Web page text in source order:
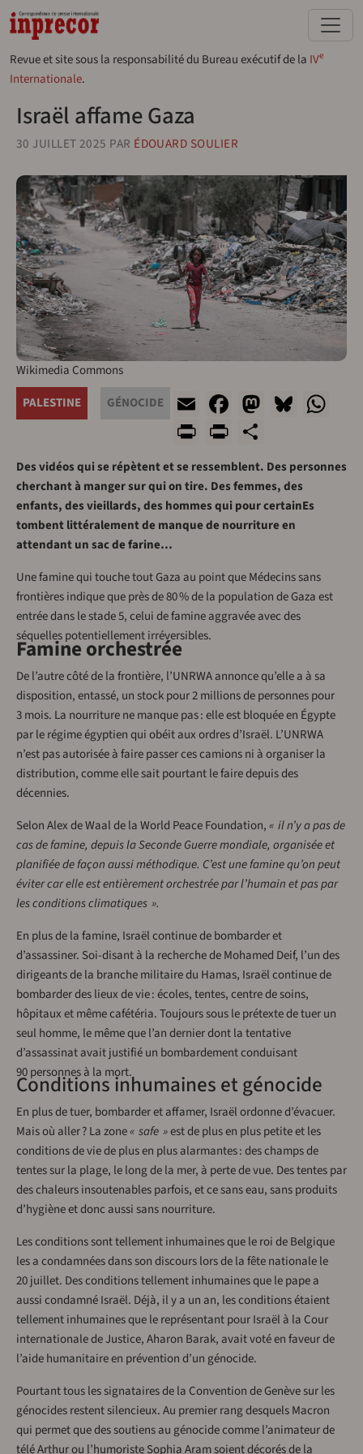
Aller au contenu principal
Revue et site sous la responsabilité du Bureau exécutif de la IVe
Internationale.
Israël affame Gaza
30 JUILLET 2025 PAR ÉDOUARD SOULIER
Wikimedia Commons
PALESTINE
GÉNOCIDE EmailFacebook
Print
Des vidéos qui se répètent et se ressemblent. Des personnes
cherchant à manger sur qui on tire. Des femmes, des
enfants, des vieillards, des hommes qui pour certainEs
tombent littéralement de manque de nourriture en
attendant un sac de farine…
Une famine qui touche tout Gaza au point que Médecins sans
frontières indique que près de 80 % de la population de Gaza est
entrée dans le stade 5, celui de famine aggravée avec des
séquelles potentiellement irréversibles.
Famine orchestrée
De l’autre côté de la frontière, l’UNRWA annonce qu’elle a à sa
disposition, entassé, un stock pour 2 millions de personnes pour
3 mois. La nourriture ne manque pas : elle est bloquée en Égypte
par le régime égyptien qui obéit aux ordres d’Israël. L’UNRWA
n’est pas autorisée à faire passer ces camions ni à organiser la
distribution, comme elle sait pourtant le faire depuis des
décennies.
Selon Alex de Waal de la World Peace Foundation,« il n’y a pas de
cas de famine, depuis la Seconde Guerre mondiale, organisée et
planifiée de façon aussi méthodique. C’est une famine qu’on peut
éviter car elle est entièrement orchestrée par l’humain et pas par
les conditions climatiques ».
En plus de la famine, Israël continue de bombarder et
d’assassiner. Soi-disant à la recherche de Mohamed Deif, l’un des
dirigeants de la branche militaire du Hamas, Israël continue de
bombarder des lieux de vie : écoles, tentes, centre de soins,
hôpitaux et même cafétéria. Toujours sous le prétexte de tuer un
seul homme, le même que l’an dernier dont la tentative
d’assassinat avait justifié un bombardement conduisant
90 personnes à la mort.
Conditions inhumaines et génocide
En plus de tuer, bombarder et affamer, Israël ordonne d’évacuer.
Mais où aller ? La zone« safe »est de plus en plus petite et les
conditions de vie de plus en plus alarmantes : des champs de
tentes sur la plage, le long de la mer, à perte de vue. Des tentes par
des chaleurs insoutenables parfois, et ce sans eau, sans produits
d’hygiène et donc aussi sans nourriture.
Les conditions sont tellement inhumaines que le roi de Belgique
les a condamnées dans son discours lors de la fête nationale le
20 juillet. Des conditions tellement inhumaines que le pape a
aussi condamné Israël. Déjà, il y a un an, les conditions étaient
tellement inhumaines que le représentant pour Israël à la Cour
internationale de Justice, Aharon Barak, avait voté en faveur de
l’aide humanitaire en prévention d’un génocide.
Pourtant tous les signataires de la Convention de Genève sur les
génocides restent silencieux. Au premier rang desquels Macron
qui permet que des soutiens au génocide comme l’animateur de
télé Arthur ou l’humoriste Sophia Aram soient décorés de la